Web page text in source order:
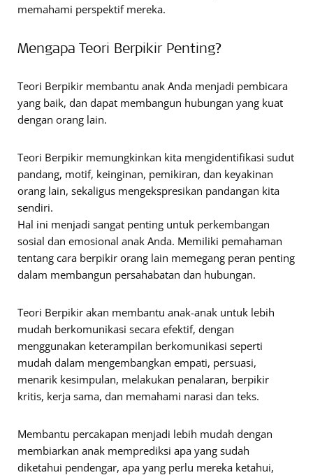
memahami perspektif mereka.
Mengapa Teori Berpikir Penting?
Teori Berpikir membantu anak Anda menjadi pembicara
yang baik, dan dapat membangun hubungan yang kuat
dengan orang lain.
Teori Berpikir memungkinkan kita mengidentifikasi sudut
pandang, motif, keinginan, pemikiran, dan keyakinan
orang lain, sekaligus mengekspresikan pandangan kita
sendiri.
Hal ini menjadi sangat penting untuk perkembangan
sosial dan emosional anak Anda. Memiliki pemahaman
tentang cara berpikir orang lain memegang peran penting
dalam membangun persahabatan dan hubungan.
Teori Berpikir akan membantu anak-anak untuk lebih
mudah berkomunikasi secara efektif, dengan
menggunakan keterampilan berkomunikasi seperti
mudah dalam mengembangkan empati, persuasi,
menarik kesimpulan, melakukan penalaran, berpikir
kritis, kerja sama, dan memahami narasi dan teks.
Membantu percakapan menjadi lebih mudah dengan
membiarkan anak memprediksi apa yang sudah
diketahui pendengar, apa yang perlu mereka ketahui,